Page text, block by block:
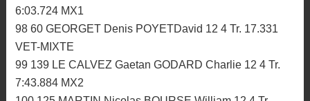
6:03.724 MX1
98 60 GEORGET Denis POYETDavid 12 4 Tr. 17.331
VET-MIXTE
99 139 LE CALVEZ Gaetan GODARD Charlie 12 4 Tr.
7:43.884 MX2